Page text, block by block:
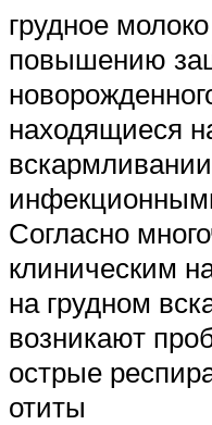
грудное
повышению
находящиеся
Согласно
клиническим
на грудном
возникают
острые
отиты